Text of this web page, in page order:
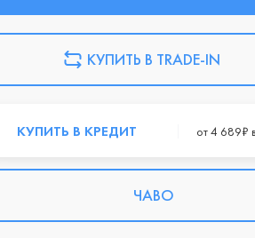
КУПИТЬ В TRADE-IN
КУПИТЬ В КРЕДИТ от 4 689₽
ЧАВО